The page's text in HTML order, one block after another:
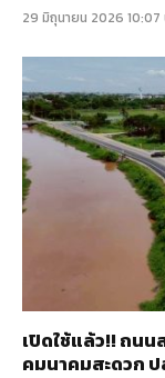
29 มิถุนายน 2026 10:07
เปิดใช้แล้ว!! ถน
คมนาคมสะดวก